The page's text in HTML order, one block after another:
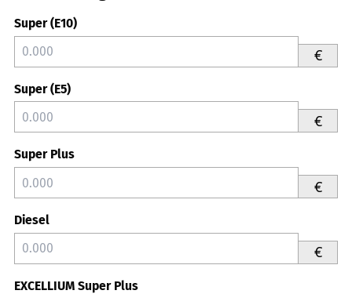
Super (E10)
€
Super (E5)
€
Super Plus
€
Diesel
€
EXCELLIUM Super Plus